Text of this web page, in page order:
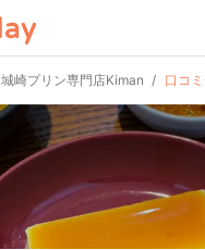
城崎プリン専門店Kiman 口コ